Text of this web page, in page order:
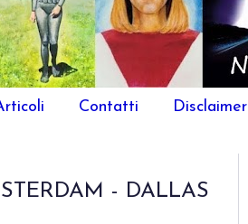
Contatti Disclaimer
- DALLAS